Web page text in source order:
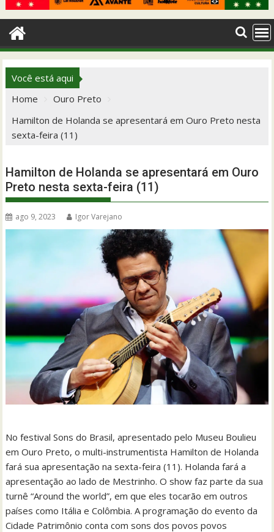
Você está aqui
Home
Ouro Preto
Hamilton de Holanda se apresentará em Ouro Preto nesta
sexta-feira (11)
Hamilton de Holanda se apresentará em Ouro
Preto nesta sexta-feira (11)
ago 9, 2023 Igor Varejano
No festival Sons do Brasil, apresentado pelo Museu Boulieu
em Ouro Preto, o multi-instrumentista Hamilton de Holanda
fará sua apresentação na sexta-feira (11). Holanda fará a
apresentação ao lado de Mestrinho. O show faz parte da sua
turnê “Around the world”, em que eles tocarão em outros
países como Itália e Colômbia. A programação do evento da
Cidade Patrimônio conta com sons dos povos povos